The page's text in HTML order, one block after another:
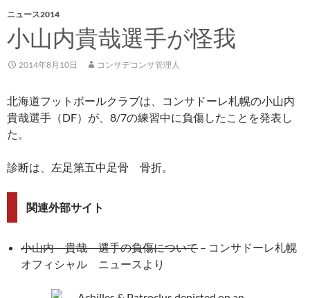
ニュース2014
小山内貴哉選手が怪我
2014年8月10日 コンサデコンサ管理人
北海道フットボールクラブは、コンサドーレ札幌の小山内
貴哉選手（DF）が、8/7の練習中に負傷したことを発表し
た。
診断は、左足第五中足骨 骨折。
関連外部サイト
小山内 貴哉 選手の負傷について – コンサドーレ札幌
オフィシャル ニュースより